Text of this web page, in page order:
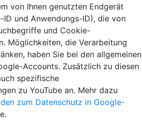
von Ihnen genutzten Endgerät
ID und Anwendungs-ID), die von
und Cookie-
Möglichkeiten, die Verarbeitung
haben Sie bei den allgemeinen
Accounts. Zusätzlich zu diesen
spezifische
zu YouTube an. Mehr dazu
zum Datenschutz in Google-